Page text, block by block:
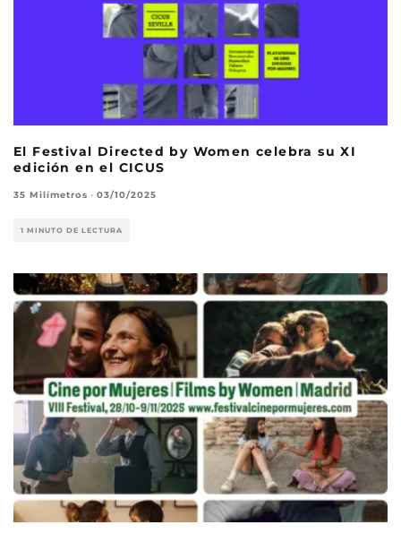
El Festival Directed by Women celebra su XI
edición en el CICUS
35 Milímetros · 03/10/2025
1 MINUTO DE LECTURA